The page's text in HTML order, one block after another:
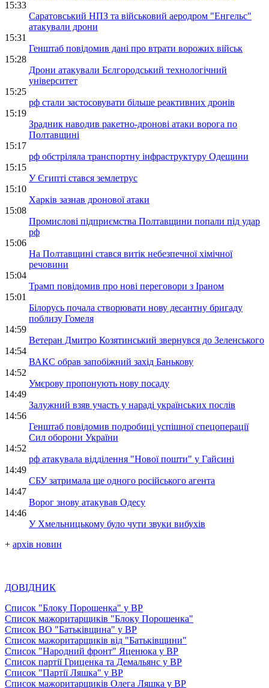
15:33
Саратовський НПЗ та військовий аеродром "Енгельс"
атакували дрони
15:31
Генштаб повідомив дані про втрати ворожих військ
15:28
Дрони атакували Бєлгородський технологічний
університет
15:25
рф стали застосовувати більше реактивних дронів
15:19
Зрадник наводив ракетно-дронові атаки ворога по
Полтавщині
15:17
рф обстріляла транспортну інфраструктуру Одещини
15:15
У Єгипті стався землетрус
15:10
Харків зазнав дронової атаки
15:08
Промислові підприємства Полтавщини попали під удар
рф
15:06
На Полтавщині стався витік небезпечної хімічної
речовини
15:04
Трамп повідомив про нові переговори з Іраном
15:01
Білорусь почала створювати нову десантну бригаду
поблизу Гомеля
14:59
Ветеран Дмитро Козятинський звернувся до Зеленського
14:54
ВАКС обрав запобіжний захід Банькову
14:52
Умєрову пропонують нову посаду
14:49
Залужний взяв участь у нараді українських послів
14:56
Генштаб повідомив подробиці успішної спецоперації
Сил оборони України
14:52
рф атакувала відділення "Нової пошти" у Гайсині
14:49
СБУ затримала ще одного російського агента
14:47
Ворог знову атакував Одесу
14:46
У Хмельницькому було чути звуки вибухів
+ архів новин
ДОВІДНИК
Список "Блоку Порошенка" у ВР
Список мажоритарщиків "Блоку Порошенка"
Список ВО "Батьківщина" у ВР
Список мажоритарщиків від "Батьківщини"
Список "Народний фронт" Яценюка у ВР
Список партії Гриценка та Демальянс у ВР
Список "Партії Ляшка" у ВР
Список мажоритарщиків Олега Ляшка у ВР